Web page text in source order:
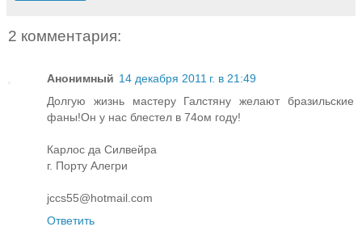
2 комментария:
Анонимный 14 декабря 2011 г. в 21:49
Долгую жизнь мастеру Галстяну желают бразильские
фаны!Он у нас блестел в 74ом году!
Карлос да Силвейра
г. Порту Алегри
jccs55@hotmail.com
Ответить